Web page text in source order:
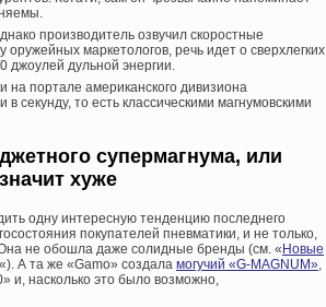
производитель озвучил скоростные
маркетологов, речь идет о сверхлегких
дульной энергии.
на портале американского дивизиона
секунду, то есть классическими магнумовскими
супермагнума, или
хуже
одну интересную тенденцию последнего
покупателей пневматики, и не только,
не обошла даже солидные бренды (см. «Новые
«). А та же «Gamo» создала могучий «G-MAGNUM»
и, насколько это было возможно,